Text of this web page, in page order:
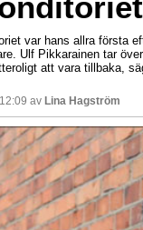
var hans allra första
Ulf Pikkarainen tar
att vara tillbaka,
av Lina Hagström